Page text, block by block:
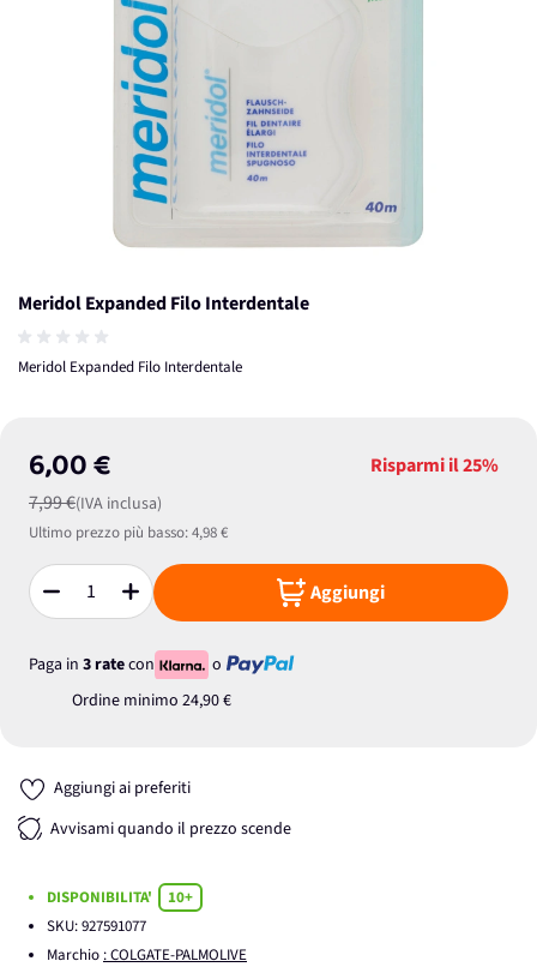
Meridol Expanded Filo Interdentale
Meridol Expanded Filo Interdentale
6,00 €
7,99 €(IVA inclusa)
Risparmi il25%
Ultimo prezzo più basso:4,98 €
Quantità Aggiungi
Paga in 3 ratecon
o
Ordine minimo 24,90 €
Aggiungi ai preferiti
Avvisami quando il prezzo scende
DISPONIBILITA'
10+
SKU:927591077
Marchio : COLGATE-PALMOLIVE